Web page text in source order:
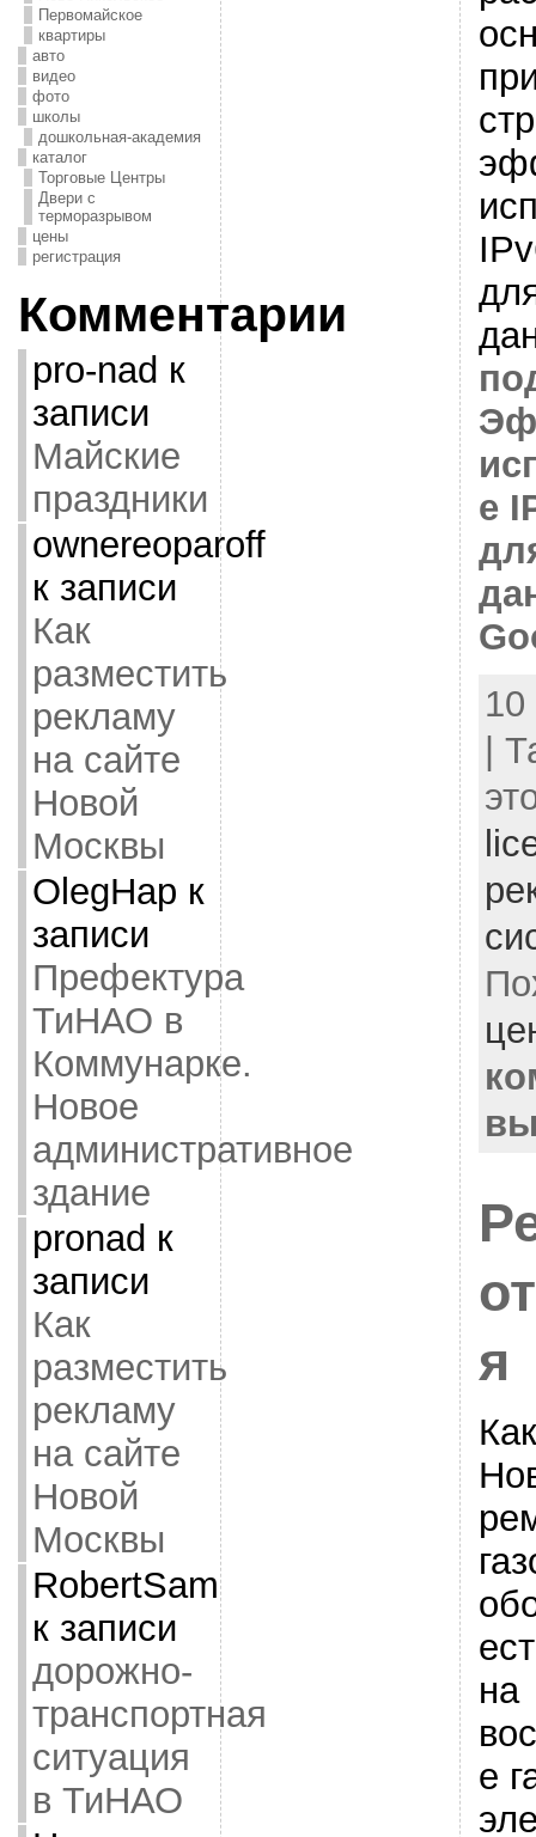
Первомайское
квартиры
авто
видео
фото
школы
дошкольная-академия
каталог
Торговые Центры
Двери с
терморазрывом
цены
регистрация
Комментарии
pro-nad к
записи
Майские
праздники
ownereoparoff
к записи
Как
разместить
рекламу
на сайте
Новой
Москвы
OlegHap к
записи
Префектура
ТиНАО в
Коммунарке.
Новое
административное
здание
pronad к
записи
Как
разместить
рекламу
на сайте
Новой
Москвы
RobertSam
к записи
дорожно-
транспортная
ситуация
в ТиНАО
е
|
я
на
е